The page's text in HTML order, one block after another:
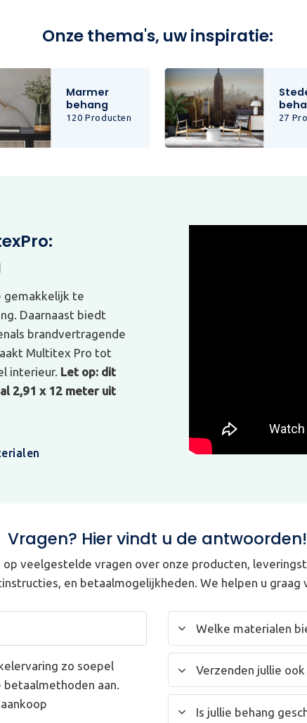
Onze thema's, uw inspiratie:
Marmer
behang
120 Producten 27
gemakkelijk te
Daarnaast biedt
brandvertragende
Multitex Pro tot
interieur. Let op: dit
2,91 x 12 meter uit
Vragen? Hier vindt u de antwoorden!
veelgestelde vragen over onze producten,
en betaalmogelijkheden. We helpen u graag
zo soepel
aan.
Welke materialen
Verzenden jullie
Is jullie behang